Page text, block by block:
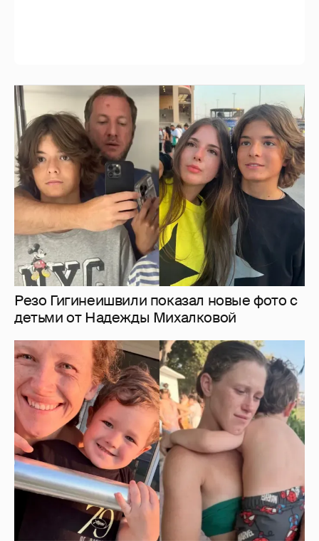
Резо Гигинеишвили показал новые фото с
детьми от Надежды Михалковой
"Не люблю маму. Мама вонючая". Варвара
Шмыкова призналась, что её трёхлетний
сын отдалился от неё
18